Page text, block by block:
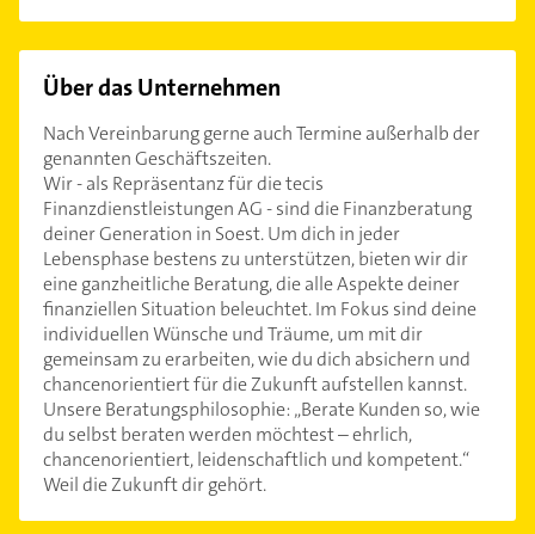
Über das Unternehmen
Nach Vereinbarung gerne auch Termine außerhalb der
genannten Geschäftszeiten.
Wir - als Repräsentanz für die tecis
Finanzdienstleistungen AG - sind die Finanzberatung
deiner Generation in Soest. Um dich in jeder
Lebensphase bestens zu unterstützen, bieten wir dir
eine ganzheitliche Beratung, die alle Aspekte deiner
finanziellen Situation beleuchtet. Im Fokus sind deine
individuellen Wünsche und Träume, um mit dir
gemeinsam zu erarbeiten, wie du dich absichern und
chancenorientiert für die Zukunft aufstellen kannst.
Unsere Beratungsphilosophie: „Berate Kunden so, wie
du selbst beraten werden möchtest – ehrlich,
chancenorientiert, leidenschaftlich und kompetent.“
Weil die Zukunft dir gehört.